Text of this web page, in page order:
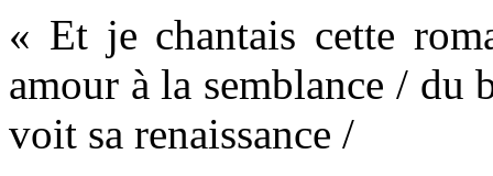
« Et je chantais cette
amour à la semblance / du
voit sa renaissance /